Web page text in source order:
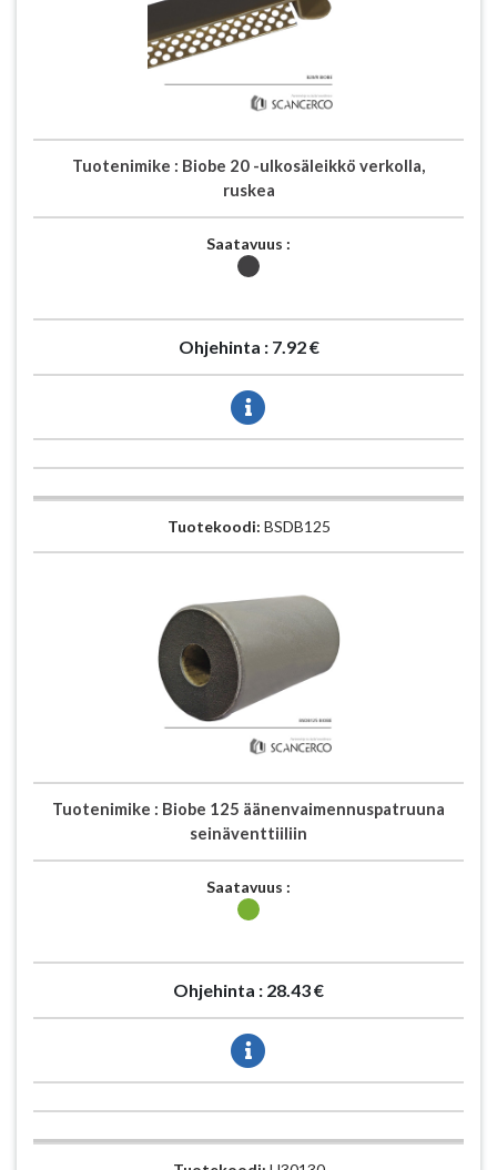
Tuotenimike : Biobe 20 -ulkosäleikkö verkolla,
ruskea
Saatavuus :
Ohjehinta : 7.92 €
Tuotekoodi: BSDB125
Tuotenimike : Biobe 125 äänenvaimennuspatruuna
seinäventtiiliin
Saatavuus :
Ohjehinta : 28.43 €